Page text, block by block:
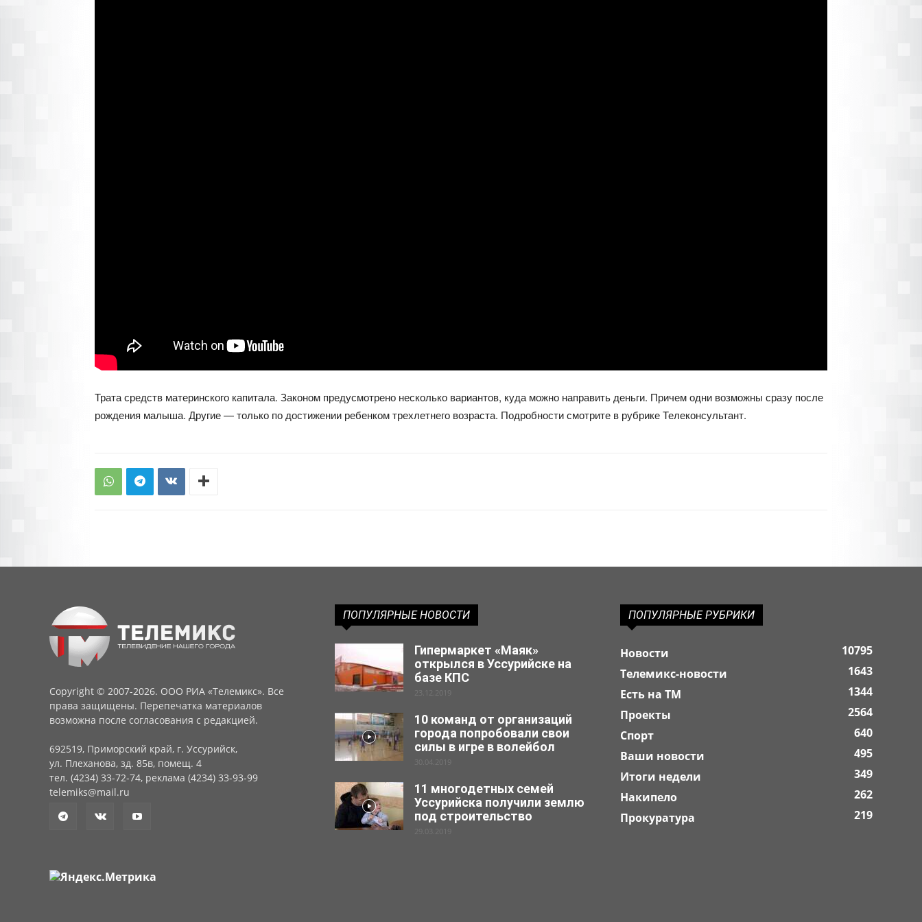
Трата средств материнского капитала. Законом предусмотрено несколько вариантов, куда можно направить деньги. Причем одни возможны сразу после
рождения малыша. Другие — только по достижении ребенком трехлетнего возраста. Подробности смотрите в рубрике Телеконсультант.
Copyright © 2007-2026. ООО РИА «Телемикс». Все
права защищены. Перепечатка материалов
возможна после согласования с редакцией.
692519, Приморский край, г. Уссурийск,
ул. Плеханова, зд. 85в, помещ. 4
тел. (4234) 33-72-74, реклама (4234) 33-93-99
telemiks@mail.ru
ПОПУЛЯРНЫЕ НОВОСТИ
Гипермаркет «Маяк»
открылся в Уссурийске на
базе КПС
23.12.2019
10 команд от организаций
города попробовали свои
силы в игре в волейбол
30.04.2019
11 многодетных семей
Уссурийска получили землю
под строительство
29.03.2019
ПОПУЛЯРНЫЕ РУБРИКИ
Новости
10795
Телемикс-новости
1643
Есть на ТМ
1344
Проекты
2564
Спорт
640
Ваши новости
495
Итоги недели
349
Накипело
262
Прокуратура
219